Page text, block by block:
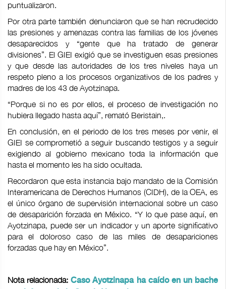
puntualizaron.
Por otra parte también denunciaron que se han recrudecido
las presiones y amenazas contra las familias de los jóvenes
desaparecidos y “gente que ha tratado de generar
divisiones”. El GIEI exigió que se investiguen esas presiones
y que desde las autoridades de los tres niveles haya un
respeto pleno a los procesos organizativos de los padres y
madres de los 43 de Ayotzinapa.
“Porque si no es por ellos, el proceso de investigación no
hubiera llegado hasta aquí”, remató Beristain,.
En conclusión, en el periodo de los tres meses por venir, el
GIEI se comprometió a seguir buscando testigos y a seguir
exigiendo al gobierno mexicano toda la información que
hasta el momento les ha sido ocultada.
Recordaron que esta instancia bajo mandato de la Comisión
Interamericana de Derechos Humanos (CIDH), de la OEA, es
el único órgano de supervisión internacional sobre un caso
de desaparición forzada en México. “Y lo que pase aquí, en
Ayotzinapa, puede ser un indicador y un aporte significativo
para el doloroso caso de las miles de desapariciones
forzadas que hay en México”.
Nota relacionada:Caso Ayotzinapa ha caído en un bache